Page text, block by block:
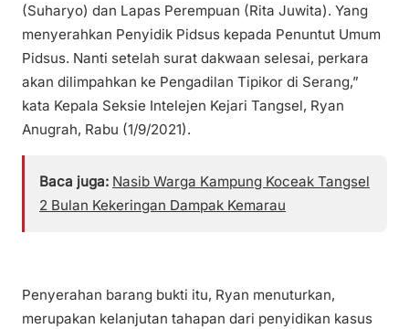
(Suharyo) dan Lapas Perempuan (Rita Juwita). Yang
menyerahkan Penyidik Pidsus kepada Penuntut Umum
Pidsus. Nanti setelah surat dakwaan selesai, perkara
akan dilimpahkan ke Pengadilan Tipikor di Serang,”
kata Kepala Seksie Intelejen Kejari Tangsel, Ryan
Anugrah, Rabu (1/9/2021).
Baca juga: Nasib Warga Kampung Koceak Tangsel
2 Bulan Kekeringan Dampak Kemarau
Penyerahan barang bukti itu, Ryan menuturkan,
merupakan kelanjutan tahapan dari penyidikan kasus